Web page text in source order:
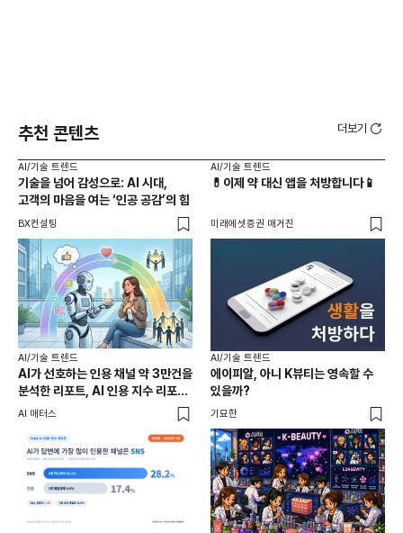
추천 콘텐츠 더보기
AI/기술 트렌드
기술을 넘어 감성으로: AI 시대,
고객의 마음을 여는 ‘인공 공감’의 힘
BX컨설팅
AI/기술 트렌드
💊이제 약 대신 앱을 처방합니다📱
미래에셋증권 매거진
AI/기술 트렌드
AI가 선호하는 인용 채널 약 3만건을
분석한 리포트, AI 인용 지수 리포트
7월호
AI 매터스
AI/기술 트렌드
에이피알, 아니 K뷰티는 영속할 수
있을까?
기묘한